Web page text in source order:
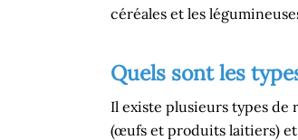
céréales et les
Quels sont les
Il existe plusieurs types
(œufs et produits laitiers)